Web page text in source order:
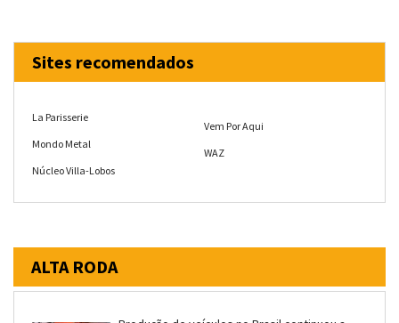
Sites recomendados
La Parisserie
Mondo Metal
Núcleo Villa-Lobos
Vem Por Aqui
WAZ
ALTA RODA